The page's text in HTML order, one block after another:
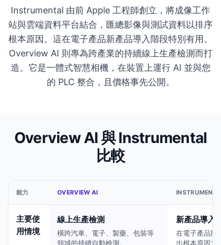
Instrumental 由前 Apple 工程師創立，將成像工作
站與雲端資料平台結合，匯總影像與測試資料以排序
根本原因。這在電子產品新產品導入階段特別有用。
Overview AI 則專為跨產業的持續線上生產檢測而打
造。它是一體式智慧相機，在裝置上運行 AI 並與您
的 PLC 整合，且價格事先公開。
Overview AI 與 Instrumental
比較
能力 OVERVIEW AI
主要使
用情境
線上生產檢測
橫跨汽車、電子、製藥、包裝等
領域的持續自動檢測。
新產品導入
在電子產品開
出根本原因方